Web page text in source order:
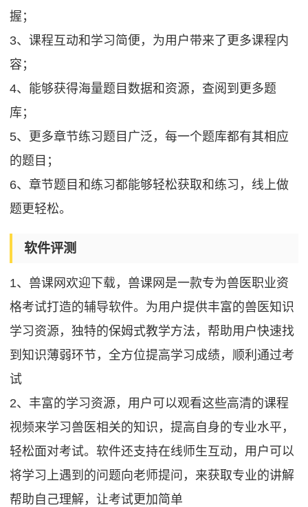
握；
3、课程互动和学习简便，为用户带来了更多课程内
容；
4、能够获得海量题目数据和资源，查阅到更多题
库；
5、更多章节练习题目广泛，每一个题库都有其相应
的题目；
6、章节题目和练习都能够轻松获取和练习，线上做
题更轻松。
软件评测
1、兽课网欢迎下载，兽课网是一款专为兽医职业资
格考试打造的辅导软件。为用户提供丰富的兽医知识
学习资源，独特的保姆式教学方法，帮助用户快速找
到知识薄弱环节，全方位提高学习成绩，顺利通过考
试
2、丰富的学习资源，用户可以观看这些高清的课程
视频来学习兽医相关的知识，提高自身的专业水平，
轻松面对考试。软件还支持在线师生互动，用户可以
将学习上遇到的问题向老师提问，来获取专业的讲解
帮助自己理解，让考试更加简单